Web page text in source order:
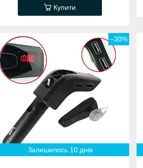
Купити
–30%
Залишилось 10 днів